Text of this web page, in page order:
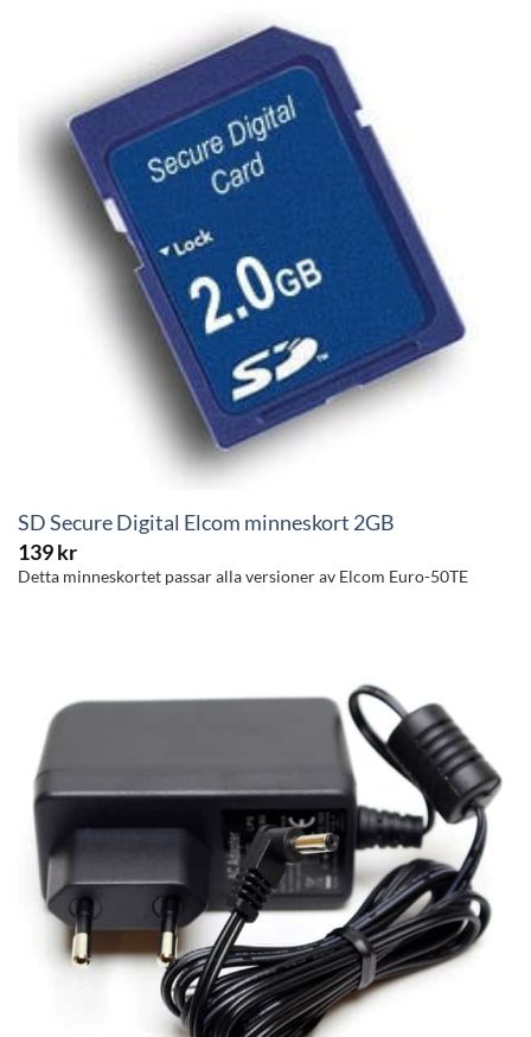
SD Secure Digital Elcom minneskort 2GB
139kr
Detta minneskortet passar alla versioner av Elcom Euro-50TE